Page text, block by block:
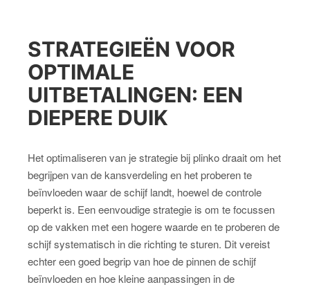
STRATEGIEËN VOOR
OPTIMALE
UITBETALINGEN: EEN
DIEPERE DUIK
Het optimaliseren van je strategie bij plinko draait om het
begrijpen van de kansverdeling en het proberen te
beïnvloeden waar de schijf landt, hoewel de controle
beperkt is. Een eenvoudige strategie is om te focussen
op de vakken met een hogere waarde en te proberen de
schijf systematisch in die richting te sturen. Dit vereist
echter een goed begrip van hoe de pinnen de schijf
beïnvloeden en hoe kleine aanpassingen in de